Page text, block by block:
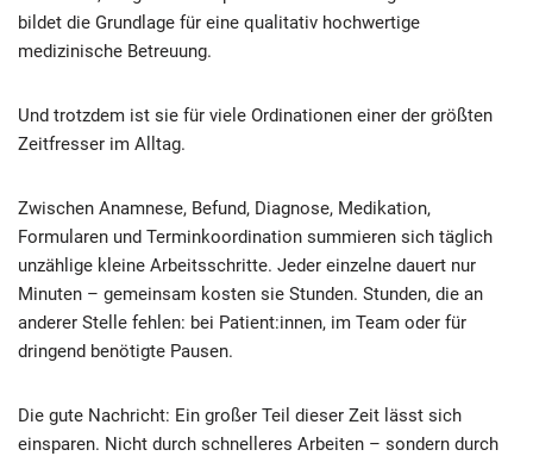
bildet die Grundlage für eine qualitativ hochwertige
medizinische Betreuung.
Und trotzdem ist sie für viele Ordinationen einer der größten
Zeitfresser im Alltag.
Zwischen Anamnese, Befund, Diagnose, Medikation,
Formularen und Terminkoordination summieren sich täglich
unzählige kleine Arbeitsschritte. Jeder einzelne dauert nur
Minuten – gemeinsam kosten sie Stunden. Stunden, die an
anderer Stelle fehlen: bei Patient:innen, im Team oder für
dringend benötigte Pausen.
Die gute Nachricht: Ein großer Teil dieser Zeit lässt sich
einsparen. Nicht durch schnelleres Arbeiten – sondern durch